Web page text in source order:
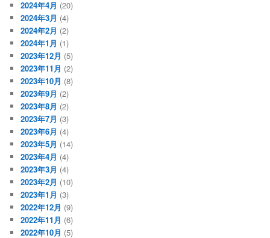
2024年4月 (20)
2024年3月 (4)
2024年2月 (2)
2024年1月 (1)
2023年12月 (5)
2023年11月 (2)
2023年10月 (8)
2023年9月 (2)
2023年8月 (2)
2023年7月 (3)
2023年6月 (4)
2023年5月 (14)
2023年4月 (4)
2023年3月 (4)
2023年2月 (10)
2023年1月 (3)
2022年12月 (9)
2022年11月 (6)
2022年10月 (5)